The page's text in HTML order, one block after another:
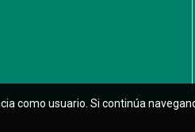
como usuario. Si continúa